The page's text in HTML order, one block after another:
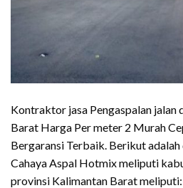
Kontraktor jasa Pengaspalan jalan
Barat Harga Per meter 2 Murah
Bergaransi Terbaik. Berikut
Cahaya Aspal Hotmix meliputi
provinsi Kalimantan Barat